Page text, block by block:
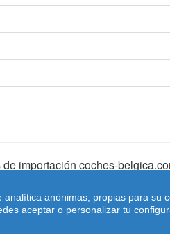
importación coches-
anónimas, propias para
aceptar o personalizar tu